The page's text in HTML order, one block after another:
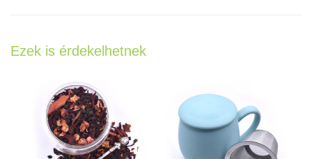
Ezek is érdekelhetnek